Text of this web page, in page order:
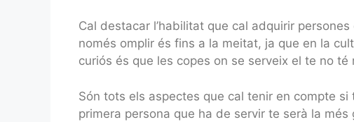
Cal destacar l’habilitat que cal adquirir
només omplir és fins a la meitat, ja que en la
curiós és que les copes on se serveix el te no
Són tots els aspectes que cal tenir en compte
primera persona que ha de servir te serà la